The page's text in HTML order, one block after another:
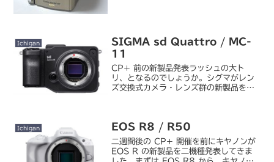
Ichigan
SIGMA sd Quattro / MC-
11
CP+ 前の新製品発表ラッシュの大ト
リ、となるのでしょうか。シグマがレン
ズ交換式カメラ・レンズ群の新製品を発
Ichigan EOS R8 / R50
二週間後の CP+ 開催を前にキヤノンが
EOS R の新製品を二機種発表してきま